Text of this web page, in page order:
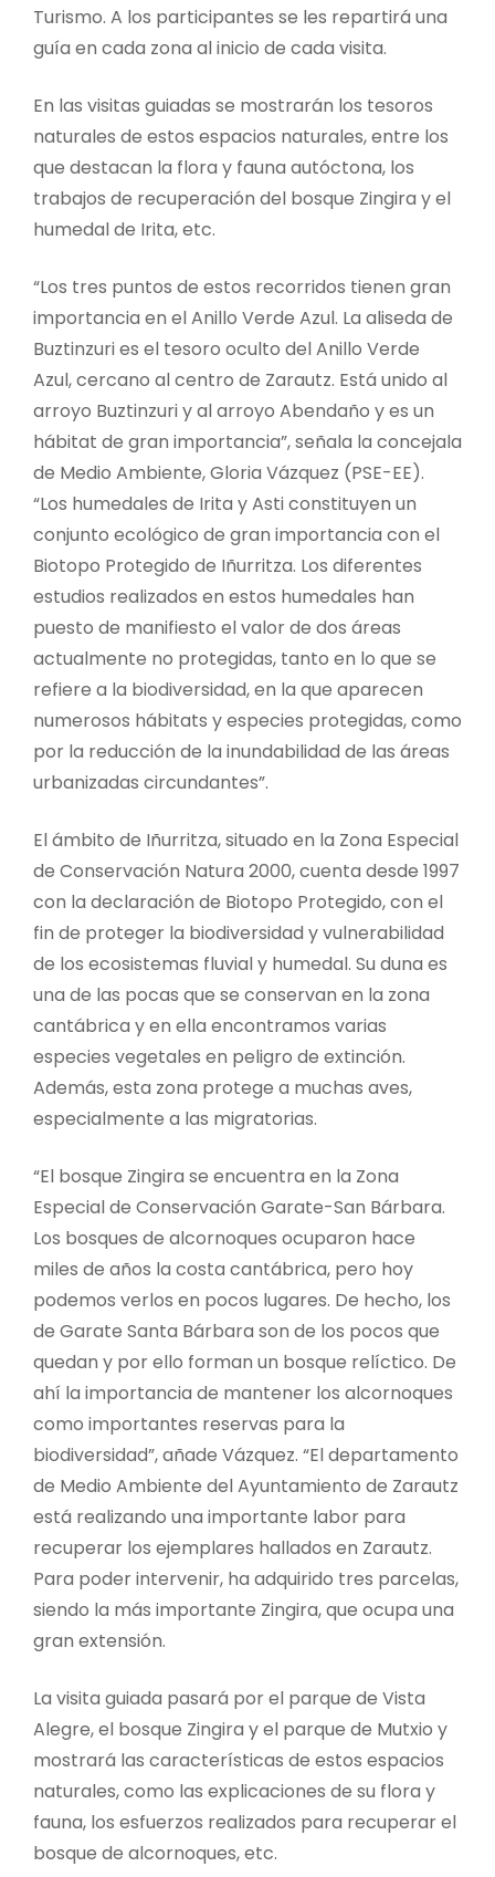
Turismo. A los participantes se les repartirá una
guía en cada zona al inicio de cada visita.
En las visitas guiadas se mostrarán los tesoros
naturales de estos espacios naturales, entre los
que destacan la flora y fauna autóctona, los
trabajos de recuperación del bosque Zingira y el
humedal de Irita, etc.
“Los tres puntos de estos recorridos tienen gran
importancia en el Anillo Verde Azul. La aliseda de
Buztinzuri es el tesoro oculto del Anillo Verde
Azul, cercano al centro de Zarautz. Está unido al
arroyo Buztinzuri y al arroyo Abendaño y es un
hábitat de gran importancia”, señala la concejala
de Medio Ambiente, Gloria Vázquez (PSE-EE).
“Los humedales de Irita y Asti constituyen un
conjunto ecológico de gran importancia con el
Biotopo Protegido de Iñurritza. Los diferentes
estudios realizados en estos humedales han
puesto de manifiesto el valor de dos áreas
actualmente no protegidas, tanto en lo que se
refiere a la biodiversidad, en la que aparecen
numerosos hábitats y especies protegidas, como
por la reducción de la inundabilidad de las áreas
urbanizadas circundantes”.
El ámbito de Iñurritza, situado en la Zona Especial
de Conservación Natura 2000, cuenta desde 1997
con la declaración de Biotopo Protegido, con el
fin de proteger la biodiversidad y vulnerabilidad
de los ecosistemas fluvial y humedal. Su duna es
una de las pocas que se conservan en la zona
cantábrica y en ella encontramos varias
especies vegetales en peligro de extinción.
Además, esta zona protege a muchas aves,
especialmente a las migratorias.
“El bosque Zingira se encuentra en la Zona
Especial de Conservación Garate-San Bárbara.
Los bosques de alcornoques ocuparon hace
miles de años la costa cantábrica, pero hoy
podemos verlos en pocos lugares. De hecho, los
de Garate Santa Bárbara son de los pocos que
quedan y por ello forman un bosque relíctico. De
ahí la importancia de mantener los alcornoques
como importantes reservas para la
biodiversidad”, añade Vázquez. “El departamento
de Medio Ambiente del Ayuntamiento de Zarautz
está realizando una importante labor para
recuperar los ejemplares hallados en Zarautz.
Para poder intervenir, ha adquirido tres parcelas,
siendo la más importante Zingira, que ocupa una
gran extensión.
La visita guiada pasará por el parque de Vista
Alegre, el bosque Zingira y el parque de Mutxio y
mostrará las características de estos espacios
naturales, como las explicaciones de su flora y
fauna, los esfuerzos realizados para recuperar el
bosque de alcornoques, etc.